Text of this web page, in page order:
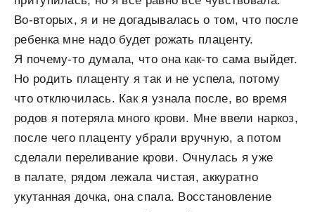
Во-вторых, я и не догадывалась о том, что после
ребенка мне надо будет рожать плаценту.
Я почему-то думала, что она как-то сама выйдет.
Но родить плаценту я так и не успела, потому
что отключилась. Как я узнала после, во время
родов я потеряла много крови. Мне ввели наркоз,
после чего плаценту убрали вручную, а потом
сделали переливание крови. Очнулась я уже
в палате, рядом лежала чистая, аккуратно
укутанная дочка, она спала. Восстановление